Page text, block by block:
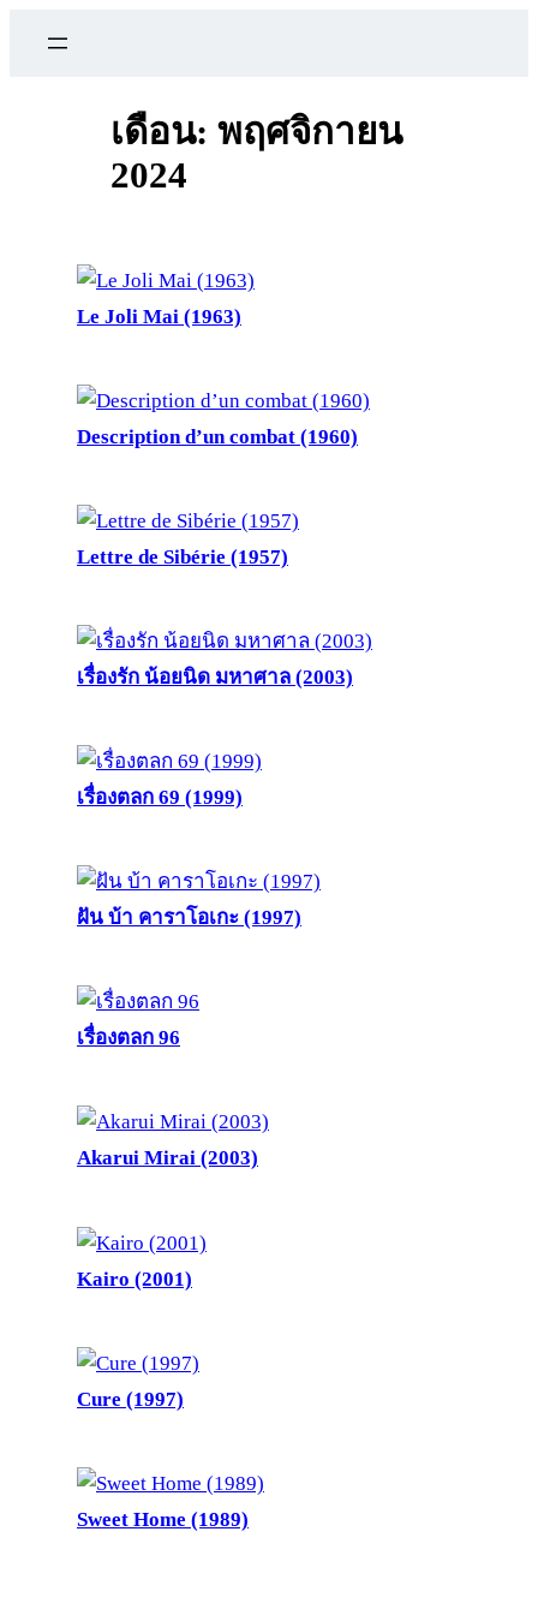
เดือน: พฤศจิกายน
2024
Le Joli Mai (1963)
Description d’un combat (1960)
Lettre de Sibérie (1957)
เรื่องรัก น้อยนิด มหาศาล (2003)
เรื่องตลก 69 (1999)
ฝัน บ้า คาราโอเกะ (1997)
เรื่องตลก 96
Akarui Mirai (2003)
Kairo (2001)
Cure (1997)
Sweet Home (1989)